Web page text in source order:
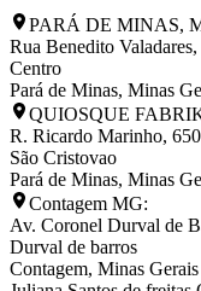
PARÁ DE MINAS,
Rua Benedito
Centro
Pará de Minas, Minas
QUIOSQUE
R. Ricardo Marinho, 650
São Cristovao
Pará de Minas, Minas
Contagem MG:
Av. Coronel Durval de
Durval de barros
Contagem, Minas Gerais